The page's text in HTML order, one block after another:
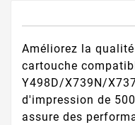
Améliorez la
cartouche
Y498D/X739N/
d'impression de
assure des